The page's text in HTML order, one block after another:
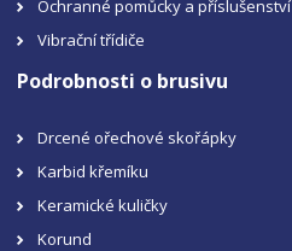
Ochranné pomůcky a příslušenství
Vibrační třídiče
Podrobnosti o brusivu
Drcené ořechové skořápky
Karbid křemíku
Keramické kuličky
Korund